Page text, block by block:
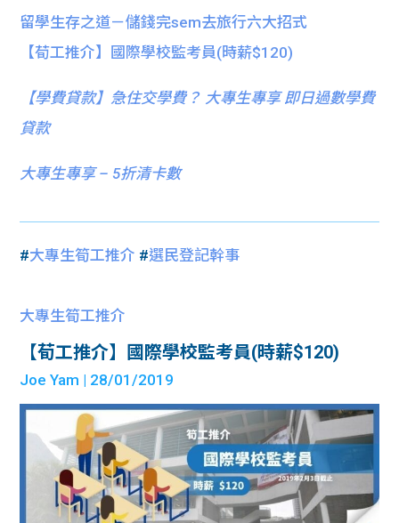
留學生存之道－儲錢完sem去旅行六大招式
【荀工推介】國際學校監考員(時薪$120)
【學費貸款】急住交學費？ 大專生專享 即日過數學費
貸款
大專生專享 – 5折清卡數
#大專生筍工推介 #選民登記幹事
大專生筍工推介
【荀工推介】國際學校監考員(時薪$120)
Joe Yam | 28/01/2019